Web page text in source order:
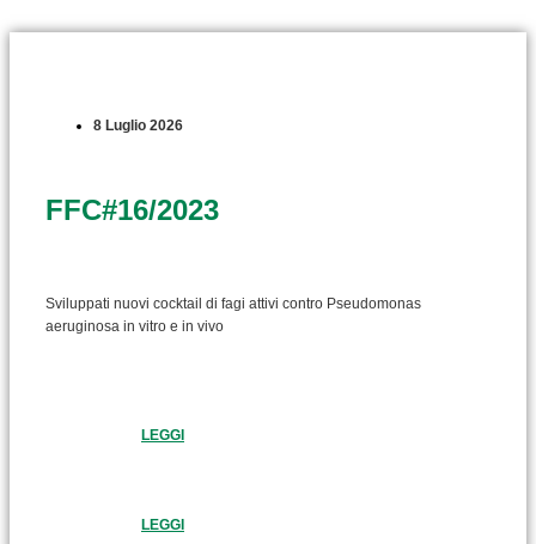
8 Luglio 2026
FFC#16/2023
Sviluppati nuovi cocktail di fagi attivi contro Pseudomonas
aeruginosa in vitro e in vivo
LEGGI
LEGGI